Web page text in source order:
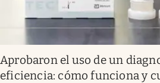
Aprobaron el uso de un
eficiencia: cómo funciona y